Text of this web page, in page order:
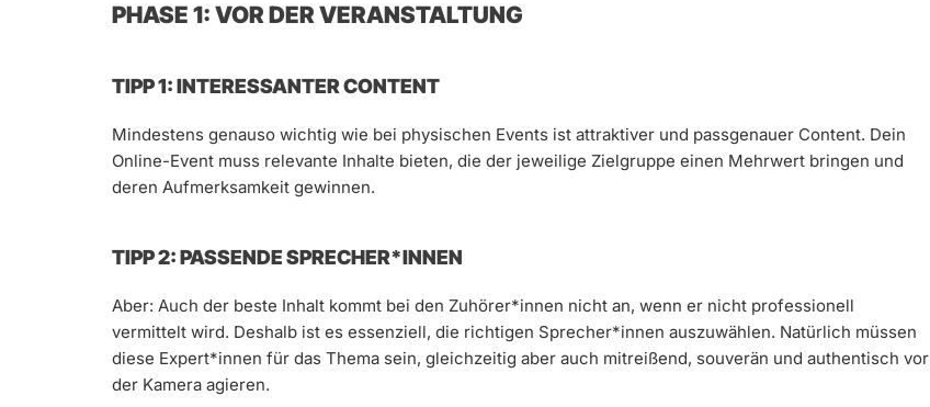
PHASE 1: VOR DER VERANSTALTUNG
TIPP 1: INTERESSANTER CONTENT
Mindestens genauso wichtig wie bei physischen Events ist attraktiver und passgenauer Content. Dein
Online-Event muss relevante Inhalte bieten, die der jeweilige Zielgruppe einen Mehrwert bringen und
deren Aufmerksamkeit gewinnen.
TIPP 2: PASSENDE SPRECHER*INNEN
Aber: Auch der beste Inhalt kommt bei den Zuhörer*innen nicht an, wenn er nicht professionell
vermittelt wird. Deshalb ist es essenziell, die richtigen Sprecher*innen auszuwählen. Natürlich müssen
diese Expert*innen für das Thema sein, gleichzeitig aber auch mitreißend, souverän und authentisch vor
der Kamera agieren.